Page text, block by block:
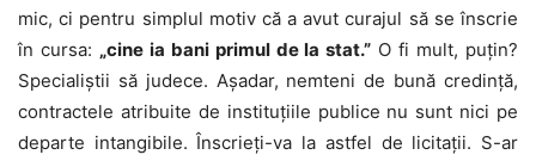
mic, ci pentru simplul motiv că a avut curajul să se înscrie
în cursa: „cine ia bani primul de la stat.” O fi mult, puţin?
Specialiştii să judece. Aşadar, nemteni de bună credinţă,
contractele atribuite de instituţiile publice nu sunt nici pe
departe intangibile. Înscrieţi-va la astfel de licitaţii. S-ar